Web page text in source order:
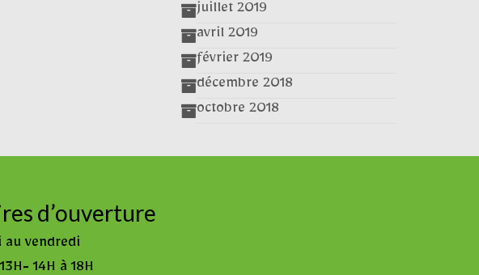
juillet 2019
avril 2019
février 2019
décembre 2018
octobre 2018
d’ouverture
au vendredi
14H à 18H